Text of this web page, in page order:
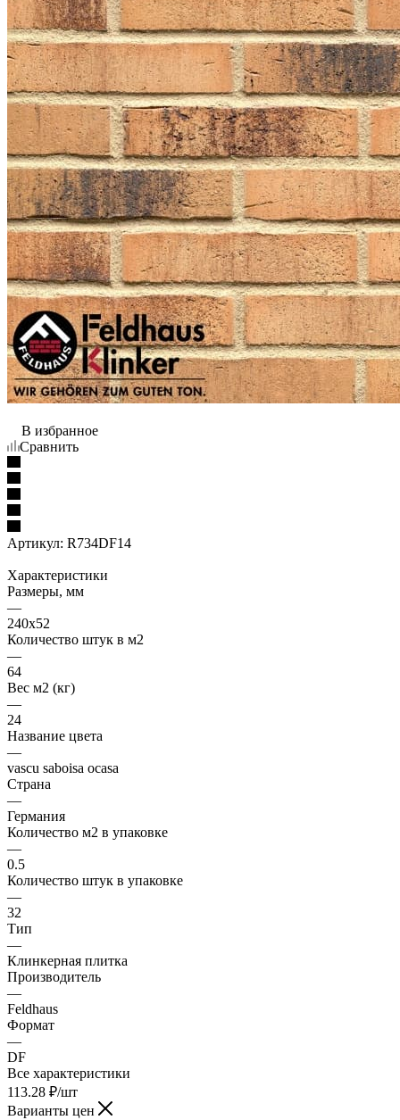
В избранное
Сравнить
Артикул: R734DF14
Характеристики
Размеры, мм
—
240x52
Количество штук в м2
—
64
Вес м2 (кг)
—
24
Название цвета
—
vascu saboisa ocasa
Страна
—
Германия
Количество м2 в упаковке
—
0.5
Количество штук в упаковке
—
32
Тип
—
Клинкерная плитка
Производитель
—
Feldhaus
Формат
—
DF
Все характеристики
113.28 ₽/шт
Варианты цен